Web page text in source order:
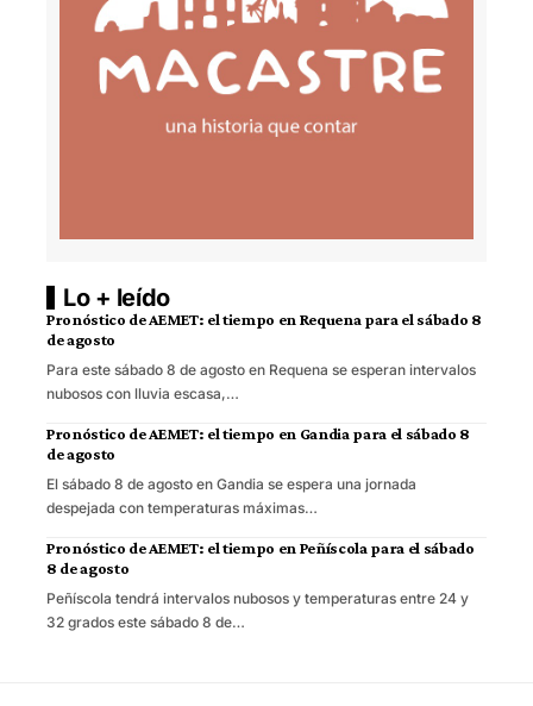
Lo + leído
Pronóstico de AEMET: el tiempo en Requena para el sábado 8
de agosto
Para este sábado 8 de agosto en Requena se esperan intervalos
nubosos con lluvia escasa,…
Pronóstico de AEMET: el tiempo en Gandia para el sábado 8
de agosto
El sábado 8 de agosto en Gandia se espera una jornada
despejada con temperaturas máximas…
Pronóstico de AEMET: el tiempo en Peñíscola para el sábado
8 de agosto
Peñíscola tendrá intervalos nubosos y temperaturas entre 24 y
32 grados este sábado 8 de…